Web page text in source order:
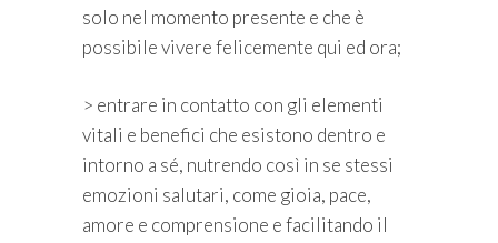
solo nel momento presente e che è
possibile vivere felicemente qui ed ora;
> entrare in contatto con gli elementi
vitali e benefici che esistono dentro e
intorno a sé, nutrendo così in se stessi
emozioni salutari, come gioia, pace,
amore e comprensione e facilitando il